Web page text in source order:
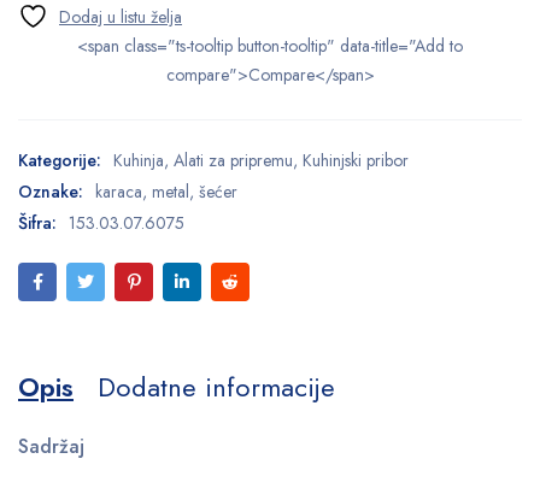
<span class="ts-tooltip button-tooltip" data-title="Add to
compare">Compare</span>
Kategorije: Kuhinja, Alati za pripremu, Kuhinjski pribor
Oznake: karaca, metal, šećer
Šifra: 153.03.07.6075
Opis Dodatne informacije
Sadržaj